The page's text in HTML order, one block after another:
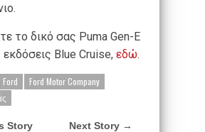
το δικό σας Puma Gen-E
εκδόσεις Blue Cruise, εδώ.
Ford
Ford Motor Company
Story Next Story →